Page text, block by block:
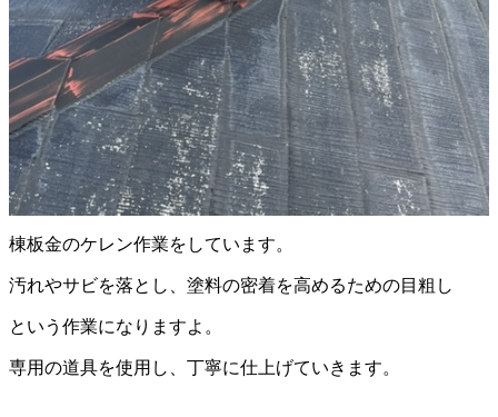
棟板金のケレン作業をしています。
汚れやサビを落とし、塗料の密着を高めるための目粗し
という作業になりますよ。
専用の道具を使用し、丁寧に仕上げていきます。